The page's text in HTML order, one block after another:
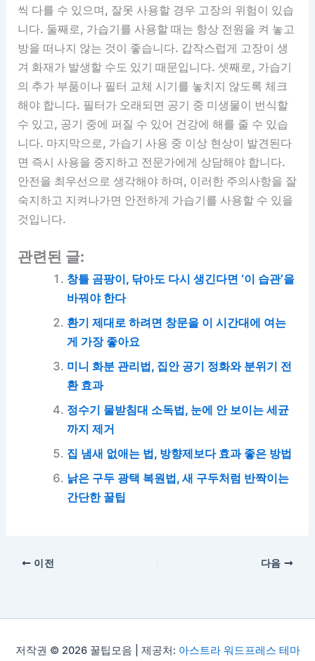
씩 다를 수 있으며, 잘못 사용할 경우 고장의 위험이 있습
니다. 둘째로, 가습기를 사용할 때는 항상 전원을 켜 놓고
방을 떠나지 않는 것이 좋습니다. 갑작스럽게 고장이 생
겨 화재가 발생할 수도 있기 때문입니다. 셋째로, 가습기
의 추가 부품이나 필터 교체 시기를 놓치지 않도록 체크
해야 합니다. 필터가 오래되면 공기 중 미생물이 번식할
수 있고, 공기 중에 퍼질 수 있어 건강에 해를 줄 수 있습
니다. 마지막으로, 가습기 사용 중 이상 현상이 발견된다
면 즉시 사용을 중지하고 전문가에게 상담해야 합니다.
안전을 최우선으로 생각해야 하며, 이러한 주의사항을 잘
숙지하고 지켜나가면 안전하게 가습기를 사용할 수 있을
것입니다.
관련된 글:
창틀 곰팡이, 닦아도 다시 생긴다면 ‘이 습관’을
바꿔야 한다
환기 제대로 하려면 창문을 이 시간대에 여는
게 가장 좋아요
미니 화분 관리법, 집안 공기 정화와 분위기 전
환 효과
정수기 물받침대 소독법, 눈에 안 보이는 세균
까지 제거
집 냄새 없애는 법, 방향제보다 효과 좋은 방법
낡은 구두 광택 복원법, 새 구두처럼 반짝이는
간단한 꿀팁
이전 다음
저작권 © 2026 꿀팁모음 | 제공처: 아스트라 워드프레스 테마